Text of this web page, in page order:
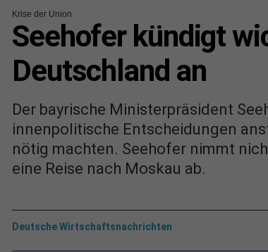
Krise der Union
Seehofer kündigt
Deutschland an
Der bayrische Ministerpräsident
innenpolitische Entscheidungen
nötig machten. Seehofer nimmt
eine Reise nach Moskau ab.
Deutsche Wirtschaftsnachrichten